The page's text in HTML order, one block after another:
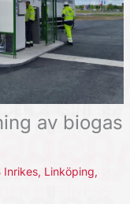
av biogas
Inrikes, Linköping,